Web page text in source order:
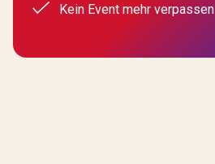
Kein Event mehr verpassen